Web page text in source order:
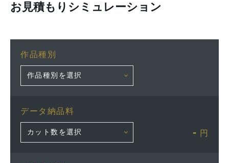
お見積もりシミュレーション
作品種別
データ納品料
- 円